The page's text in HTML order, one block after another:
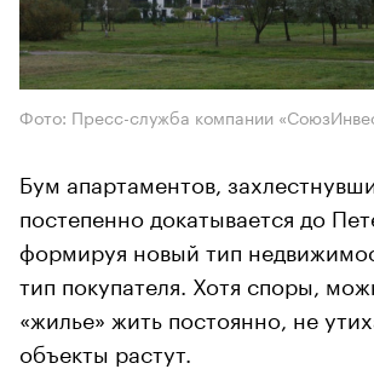
Фото: Пресс-служба компании
Бум апартаментов,
постепенно докатывается до
формируя новый тип
тип покупателя. Хотя споры,
«жилье» жить постоянно, не
объекты растут.